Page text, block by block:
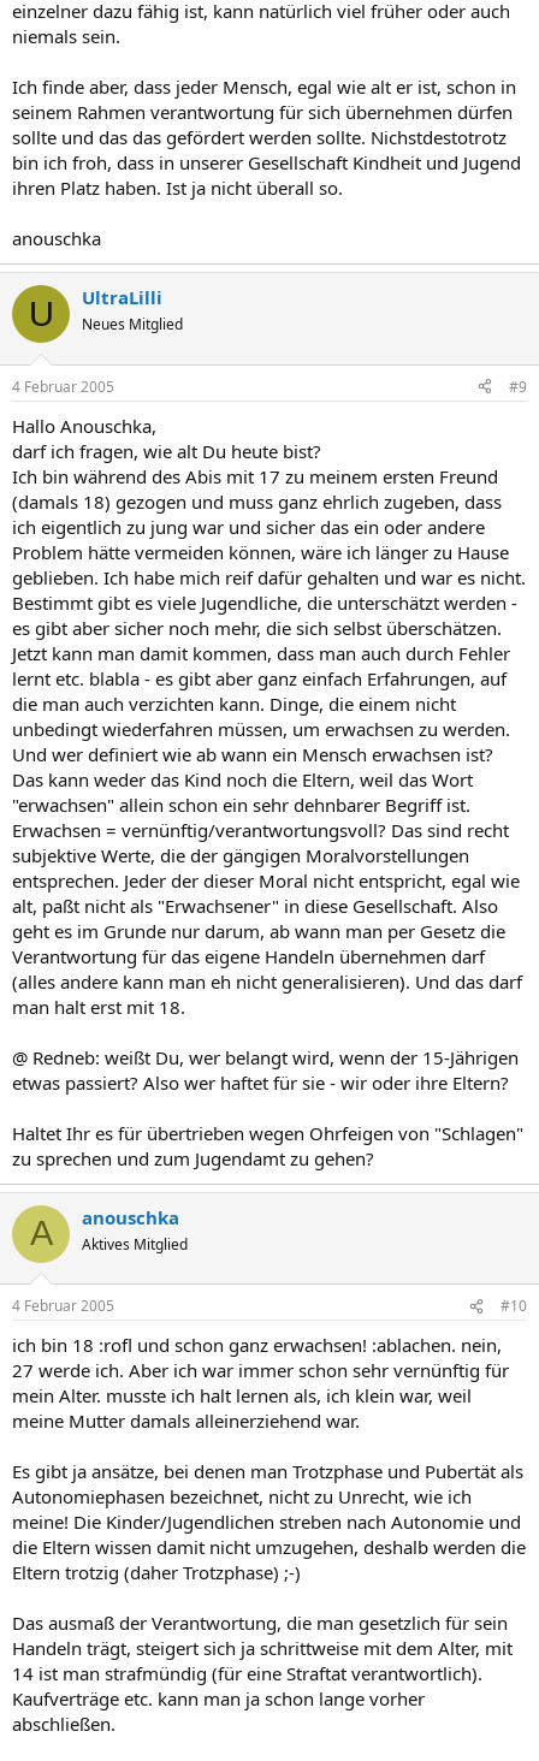
einzelner dazu fähig ist, kann natürlich viel früher oder auch
niemals sein.
Ich finde aber, dass jeder Mensch, egal wie alt er ist, schon in
seinem Rahmen verantwortung für sich übernehmen dürfen
sollte und das das gefördert werden sollte. Nichstdestotrotz
bin ich froh, dass in unserer Gesellschaft Kindheit und Jugend
ihren Platz haben. Ist ja nicht überall so.
anouschka
U UltraLilli
Neues Mitglied
4 Februar 2005 #9
Hallo Anouschka,
darf ich fragen, wie alt Du heute bist?
Ich bin während des Abis mit 17 zu meinem ersten Freund
(damals 18) gezogen und muss ganz ehrlich zugeben, dass
ich eigentlich zu jung war und sicher das ein oder andere
Problem hätte vermeiden können, wäre ich länger zu Hause
geblieben. Ich habe mich reif dafür gehalten und war es nicht.
Bestimmt gibt es viele Jugendliche, die unterschätzt werden -
es gibt aber sicher noch mehr, die sich selbst überschätzen.
Jetzt kann man damit kommen, dass man auch durch Fehler
lernt etc. blabla - es gibt aber ganz einfach Erfahrungen, auf
die man auch verzichten kann. Dinge, die einem nicht
unbedingt wiederfahren müssen, um erwachsen zu werden.
Und wer definiert wie ab wann ein Mensch erwachsen ist?
Das kann weder das Kind noch die Eltern, weil das Wort
"erwachsen" allein schon ein sehr dehnbarer Begriff ist.
Erwachsen = vernünftig/verantwortungsvoll? Das sind recht
subjektive Werte, die der gängigen Moralvorstellungen
entsprechen. Jeder der dieser Moral nicht entspricht, egal wie
alt, paßt nicht als "Erwachsener" in diese Gesellschaft. Also
geht es im Grunde nur darum, ab wann man per Gesetz die
Verantwortung für das eigene Handeln übernehmen darf
(alles andere kann man eh nicht generalisieren). Und das darf
man halt erst mit 18.
@ Redneb: weißt Du, wer belangt wird, wenn der 15-Jährigen
etwas passiert? Also wer haftet für sie - wir oder ihre Eltern?
Haltet Ihr es für übertrieben wegen Ohrfeigen von "Schlagen"
zu sprechen und zum Jugendamt zu gehen?
A anouschka
Aktives Mitglied
4 Februar 2005 #10
ich bin 18 :rofl und schon ganz erwachsen! :ablachen. nein,
27 werde ich. Aber ich war immer schon sehr vernünftig für
mein Alter. musste ich halt lernen als, ich klein war, weil
meine Mutter damals alleinerziehend war.
Es gibt ja ansätze, bei denen man Trotzphase und Pubertät als
Autonomiephasen bezeichnet, nicht zu Unrecht, wie ich
meine! Die Kinder/Jugendlichen streben nach Autonomie und
die Eltern wissen damit nicht umzugehen, deshalb werden die
Eltern trotzig (daher Trotzphase) ;-)
Das ausmaß der Verantwortung, die man gesetzlich für sein
Handeln trägt, steigert sich ja schrittweise mit dem Alter, mit
14 ist man strafmündig (für eine Straftat verantwortlich).
Kaufverträge etc. kann man ja schon lange vorher
abschließen.